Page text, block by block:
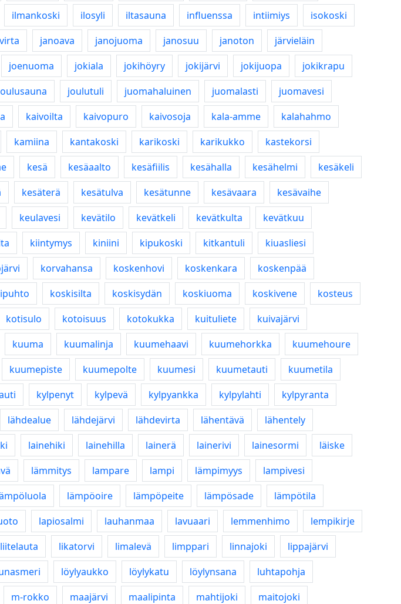
ilmankoski ilosyli iltasauna influenssa intiimiys
isokoski
janoava janojuoma janosuu janoton
järvieläin
joenuoma jokiala jokihöyry jokijärvi jokijuopa
jokikrapu
joulutuli juomahaluinen juomalasti
juomavesi
kaivoilta kaivopuro kaivosoja kala-amme
kalahahmo
kamiina kantakoski karikoski karikukko
kastekorsi
kesä kesäaalto kesäfiilis kesähalla kesähelmi
kesäkeli
kesäterä kesätulva kesätunne kesävaara
kesävaihe
keulavesi kevätilo kevätkeli kevätkulta
kevätkuu
kiintymys kiniini kipukoski kitkantuli
kiuasliesi
korvahansa koskenhovi koskenkara
koskenpää
koskisilta koskisydän koskiuoma koskivene
kosteus
kotisulo kotoisuus kotokukka kuituliete
kuivajärvi
kuuma kuumalinja kuumehaavi kuumehorkka
kuumehoure
kuumepiste kuumepolte kuumesi kuumetauti
kuumetila
kylpenyt kylpevä kylpyankka kylpylahti
kylpyranta
lähdealue lähdejärvi lähdevirta lähentävä
lähentely
lainehiki lainehilla lainerä lainerivi lainesormi
läiske
lämmitys lampare lampi lämpimyys
lampivesi
lämpöoire lämpöpeite lämpösade
lämpötila
lapiosalmi lauhanmaa lavuaari lemmenhimo
lempikirje
liitelauta likatorvi limalevä limppari linnajoki
lippajärvi
löylyaukko löylykatu löylynsana
luhtapohja
m-rokko maajärvi maalipinta mahtijoki
maitojoki